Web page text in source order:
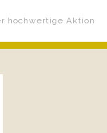
hochwertige Aktion